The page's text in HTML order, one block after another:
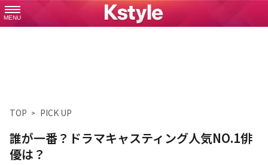
MENU
TOP PICK UP
誰が一番？ドラマキャスティング人気NO.1俳
優は？